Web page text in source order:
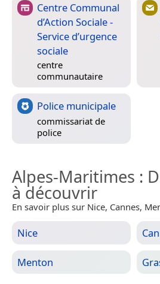
Centre Communal
d’Action Sociale -
Service d’urgence
sociale
centre
communautaire
Police municipale
commissariat de
police
Alpes-Maritimes :
à découvrir
En savoir plus sur Nice, Cannes,
Nice
Menton